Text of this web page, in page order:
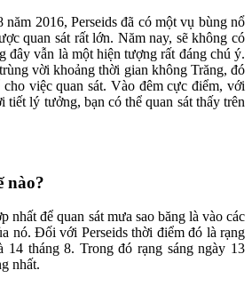
năm 2016, Perseids đã có một vụ bùng nổ
quan sát rất lớn. Năm nay, sẽ không có
đây vẫn là một hiện tượng rất đáng chú ý.
vời khoảng thời gian không Trăng, đó
việc quan sát. Vào đêm cực điểm, với
tiết lý tưởng, bạn có thể quan sát thấy trên
nào?
nhất để quan sát mưa sao băng là vào các
nó. Đối với Perseids thời điểm đó là rạng
14 tháng 8. Trong đó rạng sáng ngày 13
nhất.